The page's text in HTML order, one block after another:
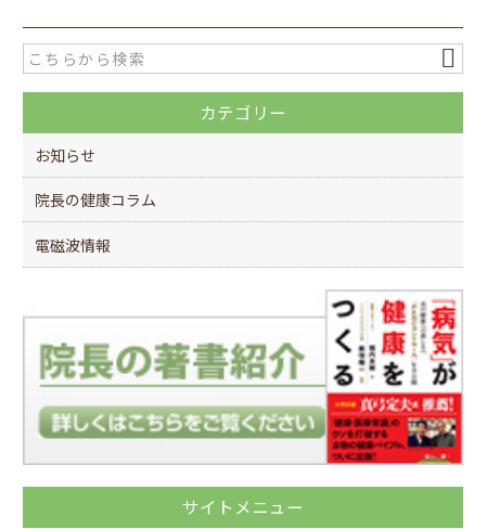
e
b
o
o
k
er
カテゴリー
お知らせ
院長の健康コラム
電磁波情報
サイトメニュー